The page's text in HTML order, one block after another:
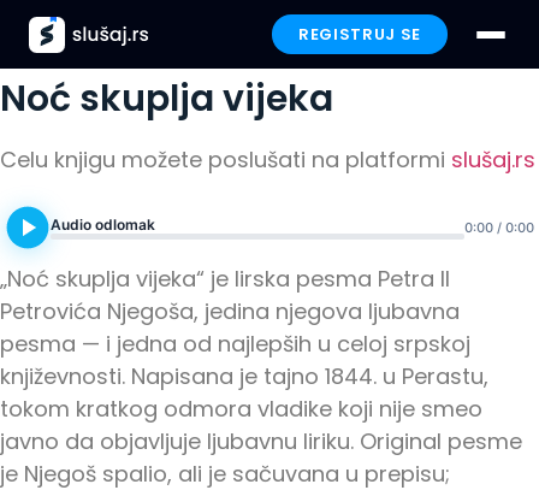
Скочите
садржај
REGISTRUJ SE
Prijavi se
Paketi
Preporučeno
Funkcionalnosti
Iskustva
Poklon
Petar II Petrović Njegoš
Noć skuplja vijeka
Celu knjigu možete poslušati na platformi slušaj.rs
Audio odlomak 0:00 / 0:00
„Noć skuplja vijeka“ je lirska pesma Petra II
Petrovića Njegoša, jedina njegova ljubavna
pesma — i jedna od najlepših u celoj srpskoj
književnosti. Napisana je tajno 1844. u Perastu,
tokom kratkog odmora vladike koji nije smeo
javno da objavljuje ljubavnu liriku. Original pesme
je Njegoš spalio, ali je sačuvana u prepisu;